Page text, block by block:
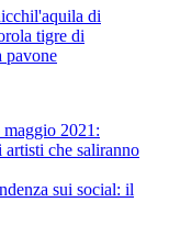
l'aquila di
la tigre di
pavone
2021:
che saliranno
sui social: il